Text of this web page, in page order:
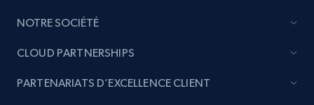
NOTRE SOCIÉTÉ
CLOUD PARTNERSHIPS
PARTENARIATS D’EXCELLENCE CLIENT